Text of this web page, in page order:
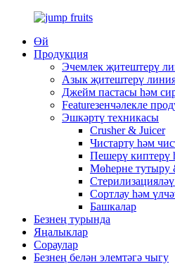
Өй
Продукция
Эчемлек җитештерү
Азык җитештерү
Джейм пастасы һәм
Featureзенчәлекле
Эшкәртү техникасы
Crusher & Juicer
Чистарту һәм
Пешерү киптерү
Мөһерне тутыру
Сортлау һәм
Башкалар
Безнең турында
Яңалыклар
Сораулар
Безнең белән элемтәгә чыгу